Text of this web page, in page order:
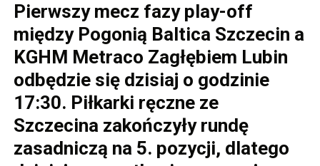
Pierwszy mecz fazy play-off
między Pogonią Baltica Szczecin a
KGHM Metraco Zagłębiem Lubin
odbędzie się dzisiaj o godzinie
17:30. Piłkarki ręczne ze
Szczecina zakończyły rundę
zasadniczą na 5. pozycji, dlatego